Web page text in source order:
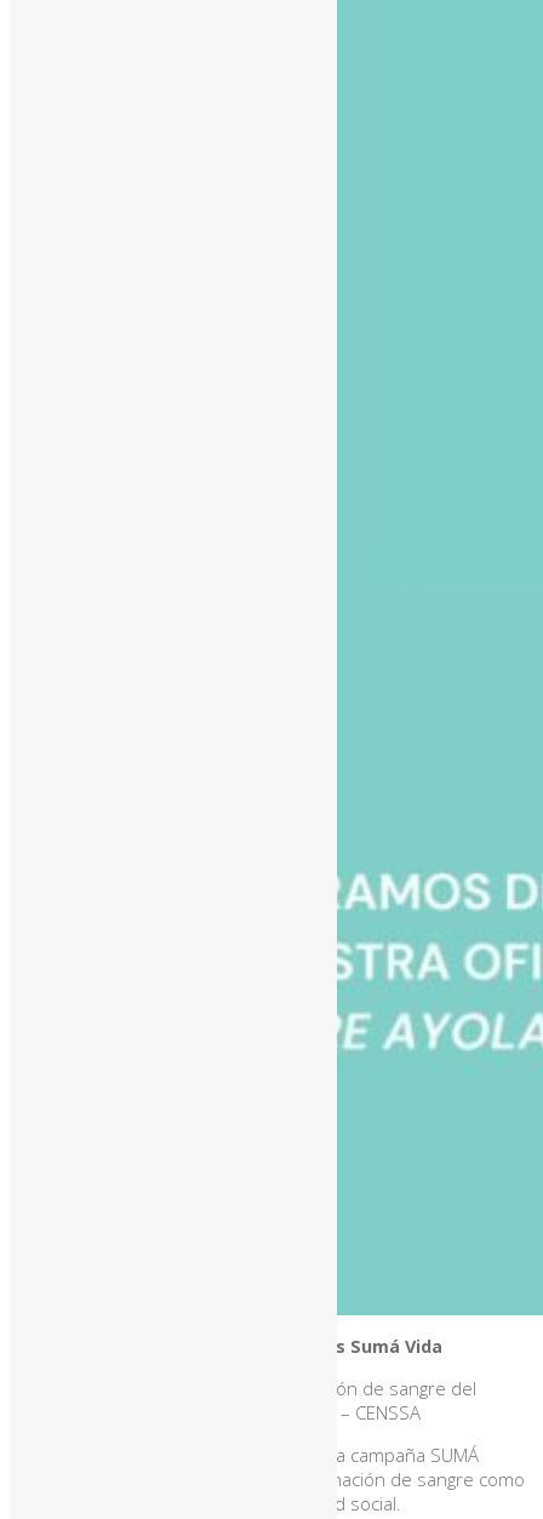
Nos unimosa la Campaña Sumá Litros Sumá Vida
¡BICSA se suma a la campaña de donación de sangre del
Centro Nacional de Servicios de Sangre – CENSSA
A través de esta alianza, nos unimos a la campaña SUMÁ
LITROS, SUMÁ VIDA, promoviendo la donación de sangre como
un acto de solidaridad y responsabilidad social.